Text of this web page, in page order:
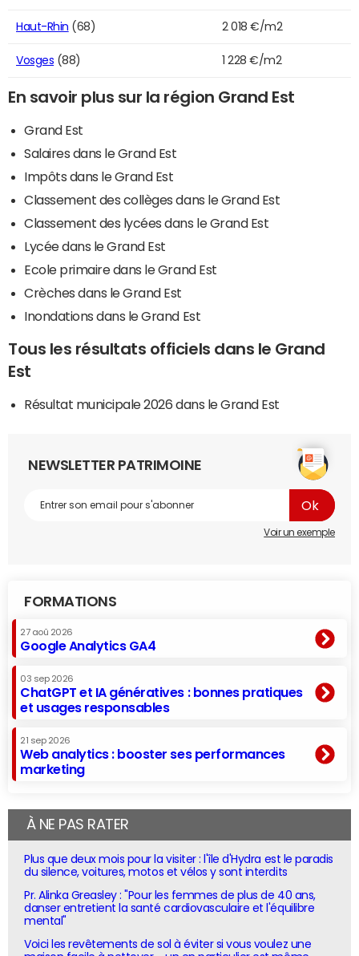
Haut-Rhin (68) 2 018 €/m2
Vosges (88) 1 228 €/m2
En savoir plus sur la région Grand Est
Grand Est
Salaires dans le Grand Est
Impôts dans le Grand Est
Classement des collèges dans le Grand Est
Classement des lycées dans le Grand Est
Lycée dans le Grand Est
Ecole primaire dans le Grand Est
Crèches dans le Grand Est
Inondations dans le Grand Est
Tous les résultats officiels dans le Grand
Est
Résultat municipale 2026 dans le Grand Est
NEWSLETTER PATRIMOINE
Voir un exemple
FORMATIONS
27 aoû 2026
Google Analytics GA4
03 sep 2026
ChatGPT et IA génératives : bonnes pratiques
et usages responsables
21 sep 2026
Web analytics : booster ses performances
marketing
À NE PAS RATER
Plus que deux mois pour la visiter : l'île d'Hydra est le paradis
du silence, voitures, motos et vélos y sont interdits
Pr. Alinka Greasley : "Pour les femmes de plus de 40 ans,
danser entretient la santé cardiovasculaire et l'équilibre
mental"
Voici les revêtements de sol à éviter si vous voulez une